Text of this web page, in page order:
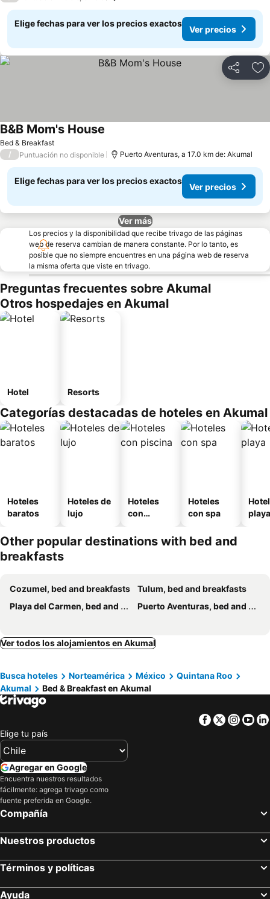
Elige fechas para ver los precios exactos
Ver precios
Compartir
Bed & Breakfast
B&B Mom's House
/ Puntuación no disponible Puerto Aventuras, a 17.0 km de: Akumal
Elige fechas para ver los precios exactos
Ver precios
Ver más
Los precios y la disponibilidad que recibe trivago de las páginas
web de reserva cambian de manera constante. Por lo tanto, es
posible que no siempre encuentres en una página web de reserva
la misma oferta que viste en trivago.
Preguntas frecuentes sobre Akumal
Otros hospedajes en Akumal
Hotel Resorts
Categorías destacadas de hoteles en Akumal
Hoteles
baratos
Hoteles de
lujo
Hoteles
con
Hoteles
con spa
playa
Other popular destinations with bed and
breakfasts
Cozumel, bed and breakfasts
Tulum, bed and breakfasts
Playa del Carmen, bed and breakfasts
Puerto Aventuras, bed and breakfasts
Ver todos los alojamientos en Akumal
Busca hoteles Norteamérica México
Quintana Roo
Akumal
Bed & Breakfast en Akumal
Facebook
Twitter
Elige tu país
Agregar en Google
Encuentra nuestros resultados
fácilmente: agrega trivago como
fuente preferida en Google.
Compañía
Nuestros productos
Términos y políticas
Ayuda